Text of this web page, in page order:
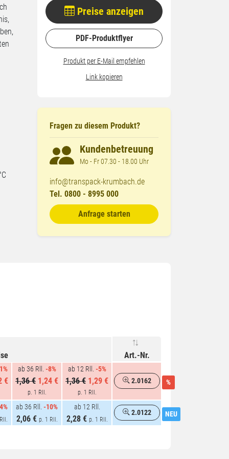
Preise anzeigen
PDF-Produktflyer
Produkt per E-Mail empfehlen
Link kopieren
Fragen zu diesem Produkt?
Kundenbetreuung
Mo - Fr 07.30 - 18.00 Uhr
info@transpack-krumbach.de
Tel. 0800 - 8995 000
Anfrage starten
Art.-Nr.
€
ab 36 Rll. -8%
1,36 € 1,24 €
p. 1 Rll.
ab 12 Rll. -5%
1,36 € 1,29 €
p. 1 Rll.
%
2.0162
ab 36 Rll. -10%
2,06 € p. 1 Rll.
ab 12 Rll.
2,28 € p. 1 Rll.
NEU
2.0122